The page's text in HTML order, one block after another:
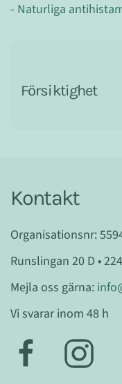
- Naturliga
Försiktighet
Kontakt
Organisationsnr:
Runslingan 20 D •
Mejla oss gärna:
Vi svarar inom 48 h